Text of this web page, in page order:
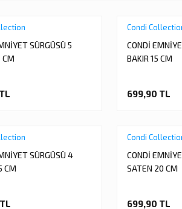
SÜRGÜSÜ 5
CM
Condi
CONDİ
BAKIR 15 CM
699,90 TL
SÜRGÜSÜ 4
CM
Condi
CONDİ
SATEN 20 CM
699,90 TL